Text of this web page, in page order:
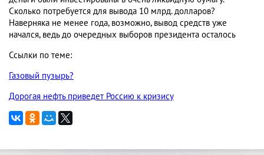
Сколько потребуется для вывода 10 млрд. долларов?
Наверняка не менее года, возможно, вывод средств уже
начался, ведь до очередных выборов президента осталось
Ссылки по теме:
Газовый пузырь?
Дорогая нефть приведет Россию к кризису